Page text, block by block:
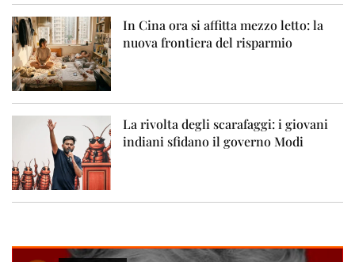
In Cina ora si affitta mezzo letto: la
nuova frontiera del risparmio
La rivolta degli scarafaggi: i giovani
indiani sfidano il governo Modi